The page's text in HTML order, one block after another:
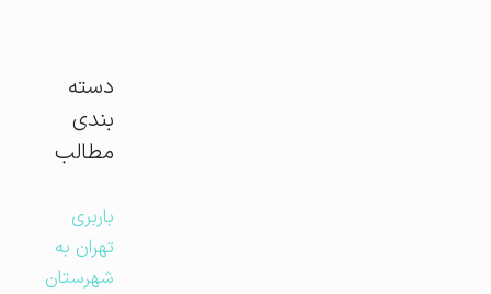
دسته
بندی
مطالب
باربری
تهران به
شهرستان